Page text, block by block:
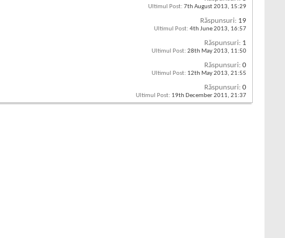
Ultimul Post: 7th August 2013, 15:29
Răspunsuri: 19
Ultimul Post: 4th June 2013, 16:57
Răspunsuri: 1
Ultimul Post: 28th May 2013, 11:50
Răspunsuri: 0
Ultimul Post: 12th May 2013, 21:55
Răspunsuri: 0
Ultimul Post: 19th December 2011, 21:37